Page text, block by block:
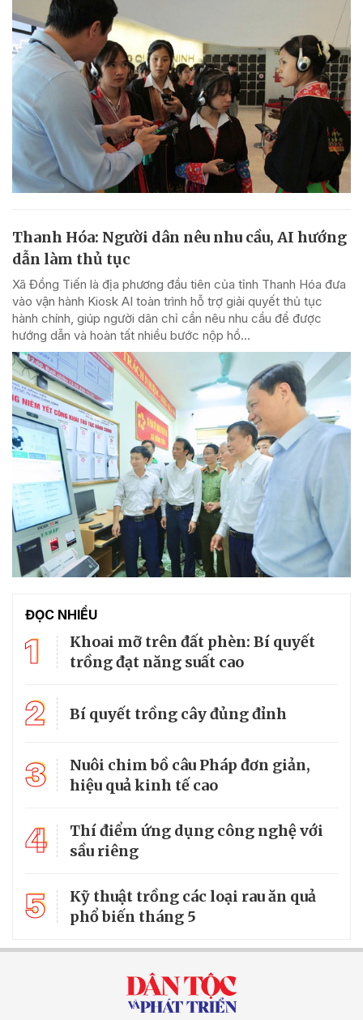
Thanh Hóa: Người dân nêu nhu cầu, AI hướng
dẫn làm thủ tục
Xã Đồng Tiến là địa phương đầu tiên của tỉnh Thanh Hóa đưa
vào vận hành Kiosk AI toàn trình hỗ trợ giải quyết thủ tục
hành chính, giúp người dân chỉ cần nêu nhu cầu để được
hướng dẫn và hoàn tất nhiều bước nộp hồ...
ĐỌC NHIỀU
1
Khoai mỡ trên đất phèn: Bí quyết
trồng đạt năng suất cao
2 Bí quyết trồng cây đủng đỉnh
3
Nuôi chim bồ câu Pháp đơn giản,
hiệu quả kinh tế cao
4
Thí điểm ứng dụng công nghệ với
sầu riêng
5
Kỹ thuật trồng các loại rau ăn quả
phổ biến tháng 5